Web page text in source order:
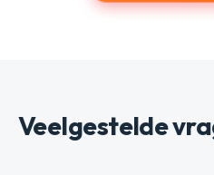
Veelgestelde